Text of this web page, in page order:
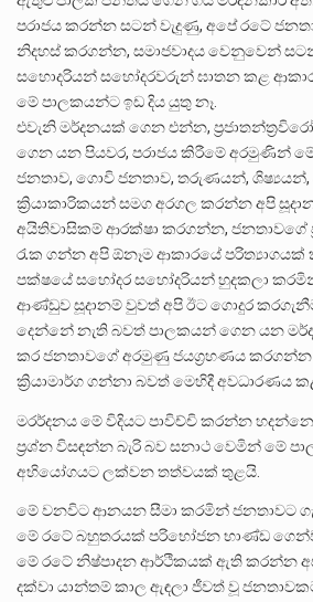
පරාජය කරන්න සටන් වැදුණු, අපේ රටේ
නිදහස් කරගන්න, සමාජවාදය වෙනුවෙන්
සහොදරියන් සහෝදරවරුන් ඝාතන කළ
මේ පාලකයන්ට ඉඩ දිය යුතු නෑ.
එවැනි මර්දනයක් ගෙන එන්න,
ගෙන යන පියවර, පරාජය කිරීමේ අරමුණින්
ජනතාව, ගොවි ජනතාව, තරුණයන්, ශිෂ්‍යයන්,
ක්‍රියාකාරිකයන් සමග අරගල කරන්න අපි
අයිතිවාසිකම් ආරක්ෂා කරගන්න, ජනතාවගේ
රැක ගන්න අපි ඕනෑම ආකාරයේ පරිත්‍යාගයක්
පක්ෂයේ සහෝදර සහෝදරියන් හුදකලා
ආණ්ඩුව සූදානම් වුවත් අපි ඊට ගොදුර
දෙන්නේ නැති බවත් පාලකයන් ගෙන යන
කර ජනතාවගේ අරමුණු ජයග්‍රහණය කරගන්න
ක්‍රියාමාර්ග ගන්නා බවත් මෙහිදී අවධාරණය
මරර්දනය මේ විදියට පාවිච්චි කරන්න
ප්‍රශ්න විසඳන්න බැරි බව සනාථ වෙමින් මේ
අභියෝගයට ලක්වන තත්වයක් තුළයි.
මේ වනවිට ආනයන සීමා කරමින් ජනතාවට
මේ රටේ බහුතරයක් පරිභෝජන භාණ්ඩ
මේ රටේ නිෂ්පාදන ආර්ථිකයක් ඇති කරන්න
දක්වා යාන්තම් කාල ඇඳලා ජීවත් වූ